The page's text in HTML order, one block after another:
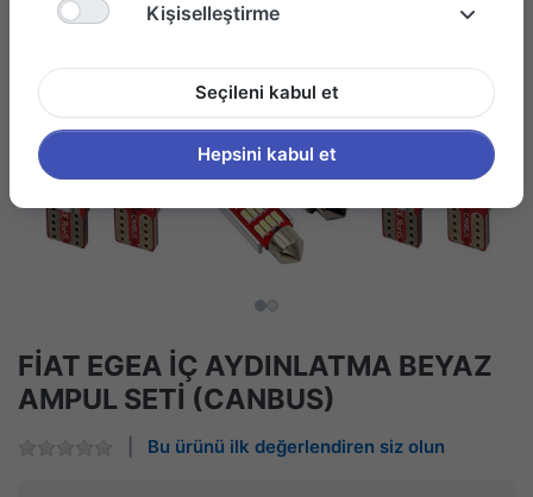
FİAT EGEA İÇ AYDINLATMA BEYAZ
AMPUL SETİ (CANBUS)
Bu ürünü ilk değerlendiren siz olun
Kişiselleştirme
Seçileni kabul et
Hepsini kabul et